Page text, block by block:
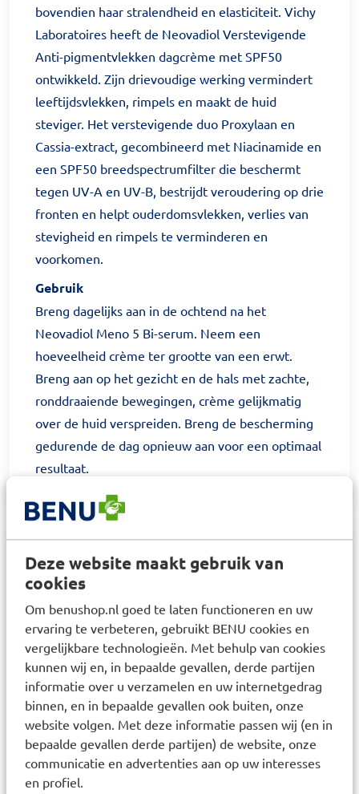
Deze website maakt gebruik van
cookies
Om benushop.nl goed te laten functioneren en uw
ervaring te verbeteren, gebruikt BENU cookies en
vergelijkbare technologieën. Met behulp van cookies
kunnen wij en, in bepaalde gevallen, derde partijen
informatie over u verzamelen en uw internetgedrag
binnen, en in bepaalde gevallen ook buiten, onze
website volgen. Met deze informatie passen wij (en in
bepaalde gevallen derde partijen) de website, onze
communicatie en advertenties aan op uw interesses
en profiel.
bovendien haar stralendheid en elasticiteit. Vichy
Laboratoires heeft de Neovadiol Verstevigende
Anti-pigmentvlekken dagcrème met SPF50
ontwikkeld. Zijn drievoudige werking vermindert
leeftijdsvlekken, rimpels en maakt de huid
steviger. Het verstevigende duo Proxylaan en
Cassia-extract, gecombineerd met Niacinamide en
een SPF50 breedspectrumfilter die beschermt
tegen UV-A en UV-B, bestrijdt veroudering op drie
fronten en helpt ouderdomsvlekken, verlies van
stevigheid en rimpels te verminderen en
voorkomen.
Gebruik
Breng dagelijks aan in de ochtend na het
Neovadiol Meno 5 Bi-serum. Neem een
hoeveelheid crème ter grootte van een erwt.
Breng aan op het gezicht en de hals met zachte,
ronddraaiende bewegingen, crème gelijkmatig
over de huid verspreiden. Breng de bescherming
gedurende de dag opnieuw aan voor een optimaal
resultaat.
Samenstelling
Aqua / water / eau • urea • glycerin •
butyrospermum parkii butter / shea butter •
brassica campestris seed oil / rapeseed seed oil •
dicaprylyl carbonate • isopropyl palmitate •
pentylene glycol • glycine • cetearyl alcohol • silica
• stearic acid • allantoin • sorbitan oleate • sorbitan
tristearate • glyceryl stearate • peg-100 stearate •
peg-20 methyl glucose sesquistearate •
isohexadecane • sodium hydroxide • sodium